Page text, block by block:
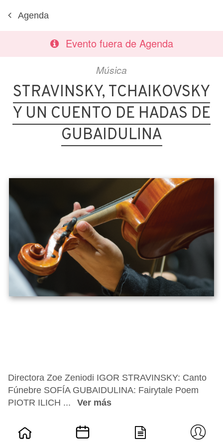
Agenda
Evento fuera de Agenda
Música
STRAVINSKY, TCHAIKOVSKY
Y UN CUENTO DE HADAS DE
GUBAIDULINA
Directora Zoe Zeniodi IGOR STRAVINSKY: Canto
Fúnebre SOFÍA GUBAIDULINA: Fairytale Poem
PIOTR ILICH ...
Ver más